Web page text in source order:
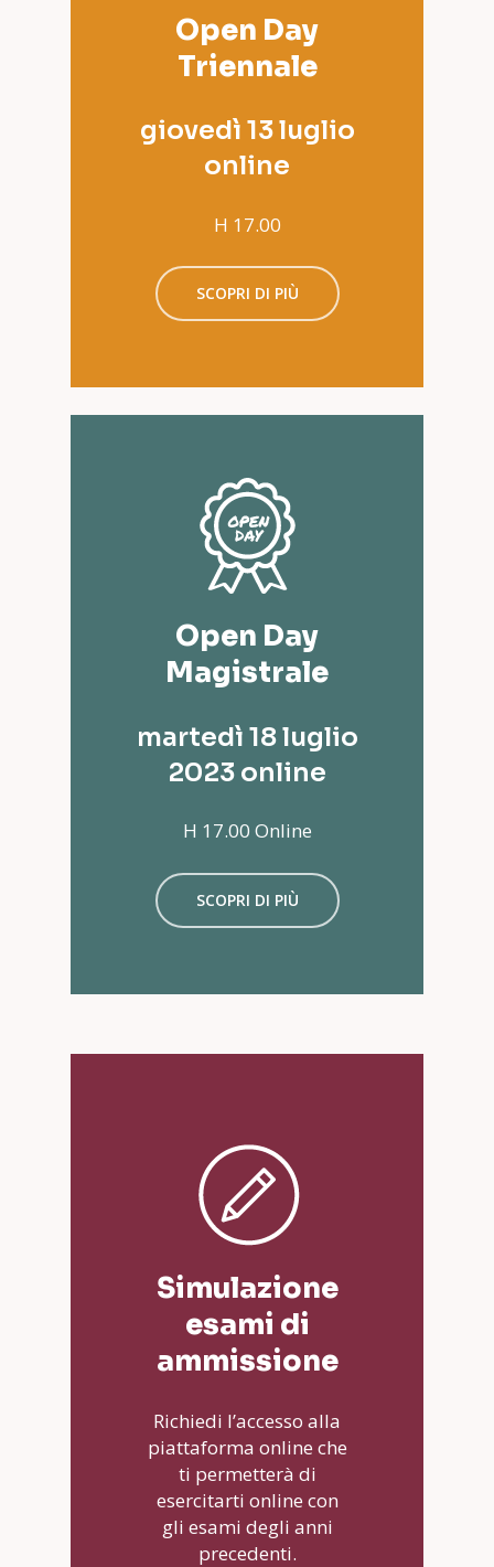
Open Day
Triennale
giovedì 13 luglio
online
H 17.00
SCOPRI DI PIÙ
Open Day
Magistrale
martedì 18 luglio
2023 online
H 17.00 Online
SCOPRI DI PIÙ
Simulazione
esami di
ammissione
Richiedi l’accesso alla
piattaforma online che
ti permetterà di
esercitarti online con
gli esami degli anni
precedenti.